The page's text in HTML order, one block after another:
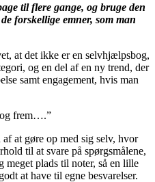
til flere gange, og bruge den
forskellige emner, som man
at det ikke er en selvhjælpsbog,
og en del af en ny trend, der
samt engagement, hvis man
frem….”
at gøre op med sig selv, hvor
til at svare på spørgsmålene,
plads til noter, så en lille
at have til egne besvarelser.